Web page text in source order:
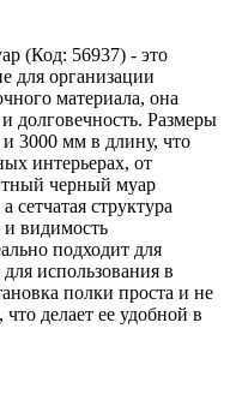
(Код: 56937) - это
для организации
материала, она
долговечность. Размеры
3000 мм в длину, что
интерьерах, от
черный муар
структура
видимость
подходит для
использования в
полки проста и не
делает ее удобной в